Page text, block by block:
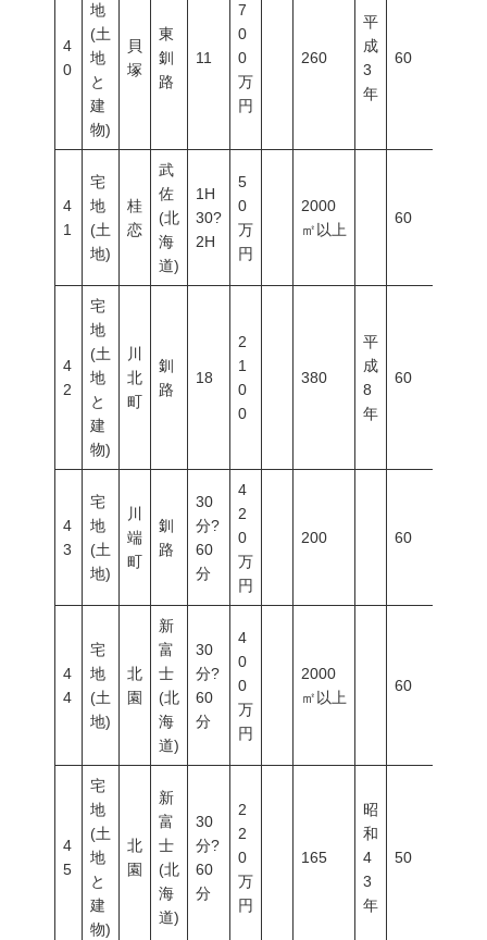
4
0
地
(土
地
と
建
物)
貝
塚
東
釧
路
11
7
0
0
万
円
260
平
成
3
年
60
4
1
宅
地
(土
地)
桂
恋
武
佐
(北
海
道)
1H
30?
2H
5
0
万
円
2000
㎡以上
60
4
2
宅
地
(土
地
と
建
物)
川
北
町
釧
路
18
2
1
0
0
380
平
成
8
年
60
4
3
宅
地
(土
地)
川
端
町
釧
路
30
分?
60
分
4
2
0
万
円
200 60
4
4
宅
地
(土
地)
北
園
新
富
士
(北
海
道)
30
分?
60
分
4
0
0
万
円
2000
㎡以上
60
4
5
宅
地
(土
地
と
建
物)
北
園
新
富
士
(北
海
道)
30
分?
60
分
2
2
0
万
円
165
昭
和
4
3
年
50